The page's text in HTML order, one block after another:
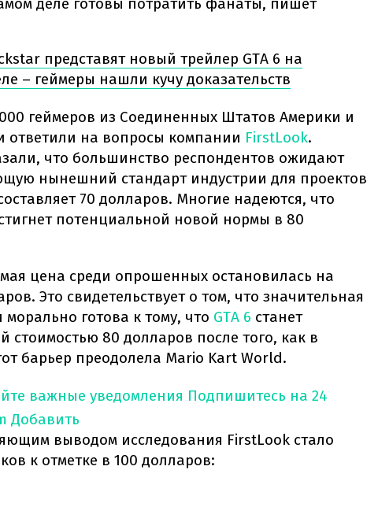
деле готовы потратить фанаты, пишет
представят новый трейлер GTA 6 на
– геймеры нашли кучу доказательств
геймеров из Соединенных Штатов Америки и
ответили на вопросы компании FirstLook.
что большинство респондентов ожидают
нынешний стандарт индустрии для проектов
70 долларов. Многие надеются, что
потенциальной новой нормы в 80
цена среди опрошенных остановилась на
Это свидетельствует о том, что значительная
морально готова к тому, что GTA 6 станет
стоимостью 80 долларов после того, как в
барьер преодолела Mario Kart World.
важные уведомления Подпишитесь на 24
Добавить
выводом исследования FirstLook стало
к отметке в 100 долларов: